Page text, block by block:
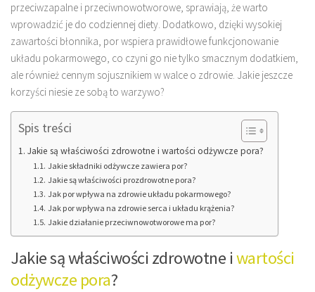
przeciwzapalne i przeciwnowotworowe, sprawiają, że warto
wprowadzić je do codziennej diety. Dodatkowo, dzięki wysokiej
zawartości błonnika, por wspiera prawidłowe funkcjonowanie
układu pokarmowego, co czyni go nie tylko smacznym dodatkiem,
ale również cennym sojusznikiem w walce o zdrowie. Jakie jeszcze
korzyści niesie ze sobą to warzywo?
Spis treści
Jakie są właściwości zdrowotne i wartości odżywcze pora?
Jakie składniki odżywcze zawiera por?
Jakie są właściwości prozdrowotne pora?
Jak por wpływa na zdrowie układu pokarmowego?
Jak por wpływa na zdrowie serca i układu krążenia?
Jakie działanie przeciwnowotworowe ma por?
Jakie są właściwości zdrowotne iwartości
odżywcze pora?